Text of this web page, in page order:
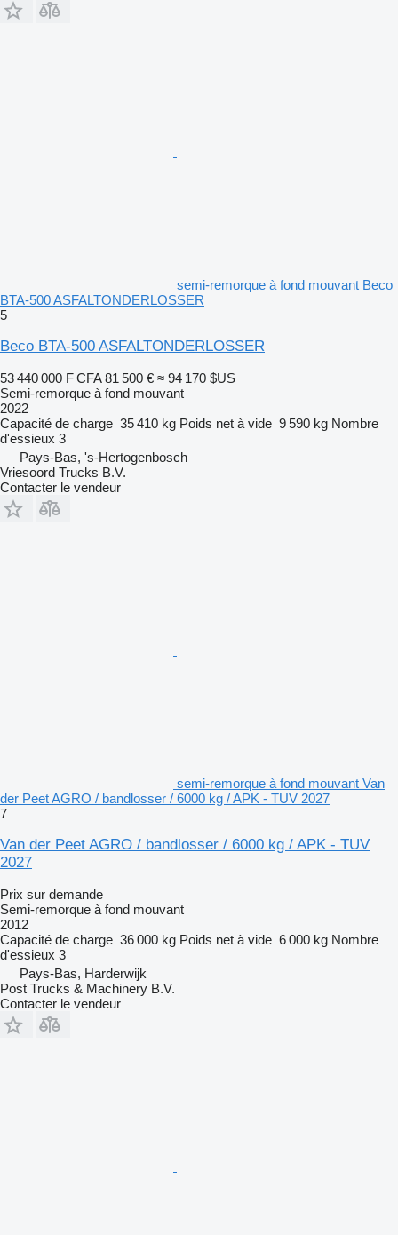
semi-remorque à fond mouvant Beco
BTA-500 ASFALTONDERLOSSER
5
Beco BTA-500 ASFALTONDERLOSSER
53 440 000 F CFA 81 500 € ≈ 94 170 $US
Semi-remorque à fond mouvant
2022
Capacité de charge 35 410 kg Poids net à vide 9 590 kg Nombre
d'essieux 3
Pays-Bas, 's-Hertogenbosch
Vriesoord Trucks B.V.
Contacter le vendeur
semi-remorque à fond mouvant Van
der Peet AGRO / bandlosser / 6000 kg / APK - TUV 2027
7
Van der Peet AGRO / bandlosser / 6000 kg / APK - TUV
2027
Prix sur demande
Semi-remorque à fond mouvant
2012
Capacité de charge 36 000 kg Poids net à vide 6 000 kg Nombre
d'essieux 3
Pays-Bas, Harderwijk
Post Trucks & Machinery B.V.
Contacter le vendeur